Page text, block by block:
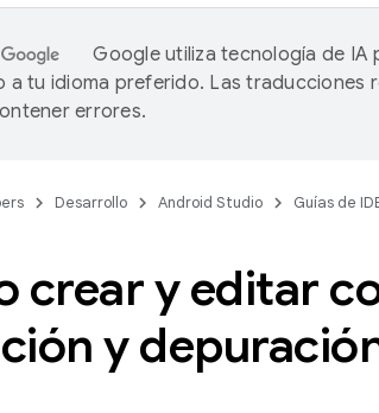
Google utiliza tecnología de IA
a tu idioma preferido. Las traducciones
errores.
Desarrollo Android Studio Guías de
crear y editar
y